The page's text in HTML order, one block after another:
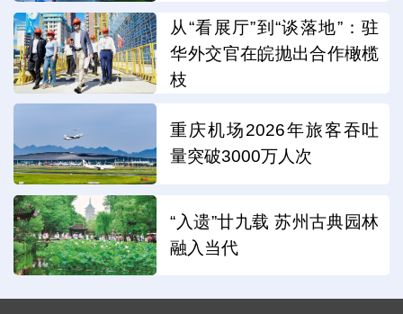
从“看展厅”到“谈落地”：驻
华外交官在皖抛出合作橄榄
枝
重庆机场2026年旅客吞吐
量突破3000万人次
“入遗”廿九载 苏州古典园林
融入当代